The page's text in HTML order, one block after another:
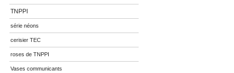
TNPPI
série néons
cerisier TEC
roses de TNPPI
Vases communicants